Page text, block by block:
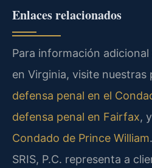
Enlaces relacionados
Para información
en Virginia, visite nuestras
defensa penal en el
defensa penal en Fairfax, y
Condado de Prince William
SRIS, P.C. representa a